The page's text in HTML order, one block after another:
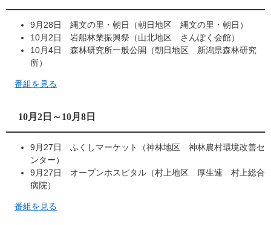
9月28日 縄文の里・朝日（朝日地区 縄文の里・朝日）
10月2日 岩船林業振興祭（山北地区 さんぽく会館）
10月4日 森林研究所一般公開（朝日地区 新潟県森林研究
所）
番組を見る
10月2日～10月8日
9月27日 ふくしマーケット（神林地区 神林農村環境改善セ
ンター）
9月27日 オープンホスピタル（村上地区 厚生連 村上総合
病院）
番組を見る